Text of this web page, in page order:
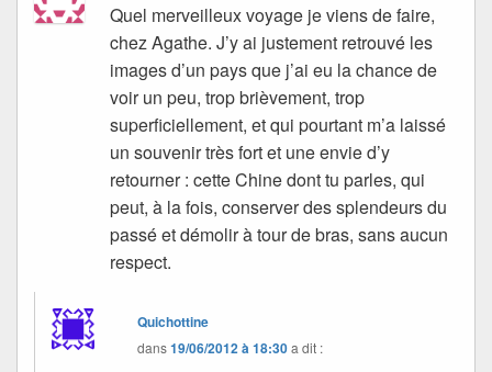
Quel merveilleux voyage je viens de faire,
chez Agathe. J’y ai justement retrouvé les
images d’un pays que j’ai eu la chance de
voir un peu, trop brièvement, trop
superficiellement, et qui pourtant m’a laissé
un souvenir très fort et une envie d’y
retourner : cette Chine dont tu parles, qui
peut, à la fois, conserver des splendeurs du
passé et démolir à tour de bras, sans aucun
respect.
Quichottine
dans19/06/2012 à 18:30a dit :